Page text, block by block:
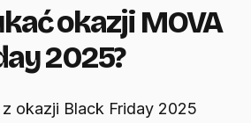
okazji MOVA
2025?
okazji Black Friday 2025